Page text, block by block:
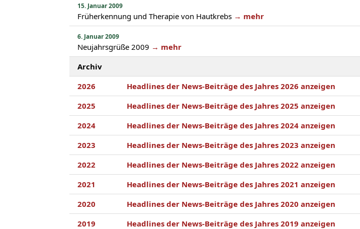
15. Januar 2009
Früherkennung und Therapie von Hautkrebs → mehr
6. Januar 2009
Neujahrsgrüße 2009 → mehr
Archiv
2026
Headlines der News-Beiträge des Jahres 2026 anzeigen
2025
Headlines der News-Beiträge des Jahres 2025 anzeigen
2024
Headlines der News-Beiträge des Jahres 2024 anzeigen
2023
Headlines der News-Beiträge des Jahres 2023 anzeigen
2022
Headlines der News-Beiträge des Jahres 2022 anzeigen
2021
Headlines der News-Beiträge des Jahres 2021 anzeigen
2020
Headlines der News-Beiträge des Jahres 2020 anzeigen
2019
Headlines der News-Beiträge des Jahres 2019 anzeigen